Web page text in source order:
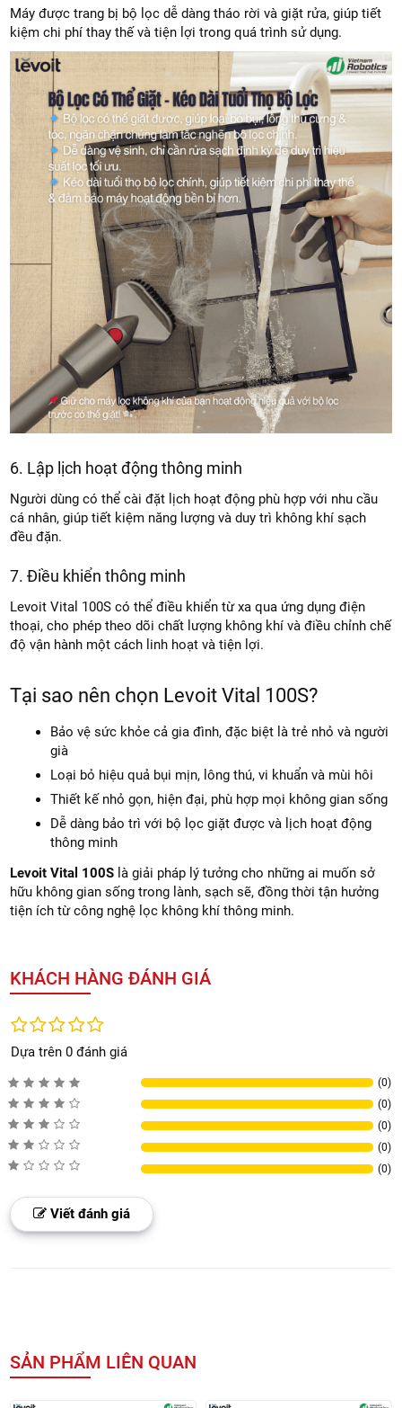
Máy được trang bị bộ lọc dễ dàng tháo rời và giặt rửa, giúp tiết
kiệm chi phí thay thế và tiện lợi trong quá trình sử dụng.
6. Lập lịch hoạt động thông minh
Người dùng có thể cài đặt lịch hoạt động phù hợp với nhu cầu
cá nhân, giúp tiết kiệm năng lượng và duy trì không khí sạch
đều đặn.
7. Điều khiển thông minh
Levoit Vital 100S có thể điều khiển từ xa qua ứng dụng điện
thoại, cho phép theo dõi chất lượng không khí và điều chỉnh chế
độ vận hành một cách linh hoạt và tiện lợi.
Tại sao nên chọn Levoit Vital 100S?
Bảo vệ sức khỏe cả gia đình, đặc biệt là trẻ nhỏ và người
già
Loại bỏ hiệu quả bụi mịn, lông thú, vi khuẩn và mùi hôi
Thiết kế nhỏ gọn, hiện đại, phù hợp mọi không gian sống
Dễ dàng bảo trì với bộ lọc giặt được và lịch hoạt động
thông minh
Levoit Vital 100S là giải pháp lý tưởng cho những ai muốn sở
hữu không gian sống trong lành, sạch sẽ, đồng thời tận hưởng
tiện ích từ công nghệ lọc không khí thông minh.
KHÁCH HÀNG ĐÁNH GIÁ
Dựa trên 0 đánh giá
(0)
(0)
(0)
(0)
(0)
Viết đánh giá
SẢN PHẨM LIÊN QUAN